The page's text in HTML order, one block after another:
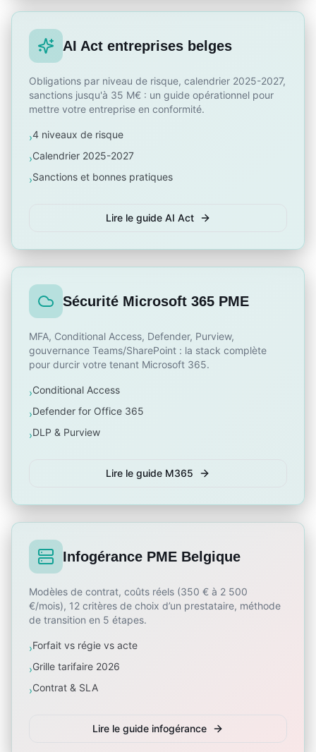
AI Act entreprises belges
Obligations par niveau de risque, calendrier 2025-2027,
sanctions jusqu'à 35 M€ : un guide opérationnel pour
mettre votre entreprise en conformité.
›4 niveaux de risque
›Calendrier 2025-2027
›Sanctions et bonnes pratiques
Lire le guide AI Act
Sécurité Microsoft 365 PME
MFA, Conditional Access, Defender, Purview,
gouvernance Teams/SharePoint : la stack complète
pour durcir votre tenant Microsoft 365.
›Conditional Access
›Defender for Office 365
›DLP & Purview
Lire le guide M365
Infogérance PME Belgique
Modèles de contrat, coûts réels (350 € à 2 500
€/mois), 12 critères de choix d’un prestataire, méthode
de transition en 5 étapes.
›Forfait vs régie vs acte
›Grille tarifaire 2026
›Contrat & SLA
Lire le guide infogérance